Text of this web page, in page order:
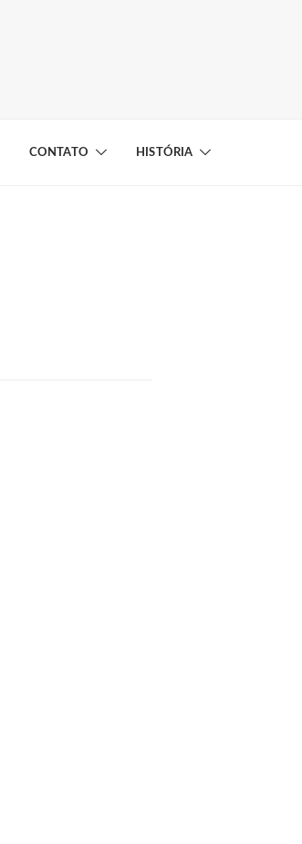
CONTATO HISTÓRIA